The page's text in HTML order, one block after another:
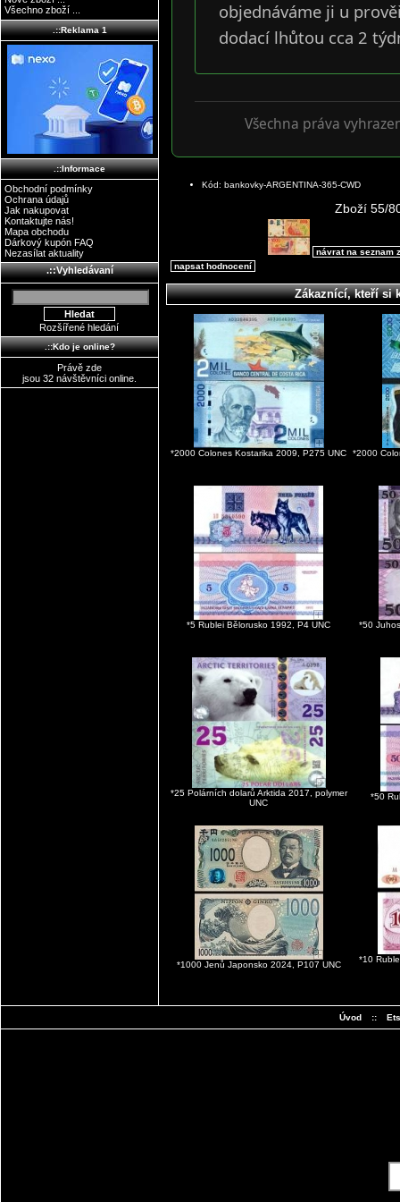
Všechno zboží ...
.::Reklama 1
.::Informace
Obchodní podmínky
Ochrana údajů
Jak nakupovat
Kontaktujte nás!
Mapa obchodu
Dárkový kupón FAQ
Nezasílat aktuality
.::Vyhledávaní
Rozšířené hledání
.::Kdo je online?
Právě zde
jsou 32 návštěvníci online.
objednáváme ji u
dodací lhůtou cca 2
Všechna práva
Kód: bankovky-ARGENTINA-365-CWD
Zboží 55/
návrat na seznam
napsat hodnocení
Zákaznící, kteří si
*2000 Colones Kostarika 2009, P275 UNC *2000
*5 Rublei Bělorusko 1992, P4 UNC
*50
*25 Polárních dolarů Arktida 2017, polymer
UNC
*50
*1000 Jenů Japonsko 2024, P107 UNC
*10
Úvod ::